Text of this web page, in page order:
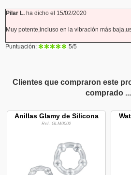
Pilar L.ha dicho el 15/02/2020
Muy potente,incluso en la vibración más
Puntuación: 5/5
Clientes que compraron este
comprado ...
Anillas Glamy de Silicona
Ref. GLM0002